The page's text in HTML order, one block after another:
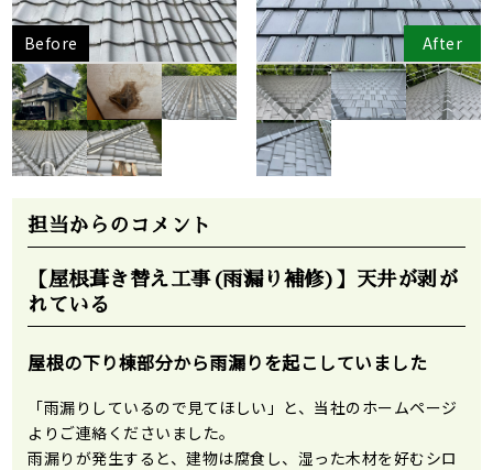
Before After
担当からのコメント
【屋根葺き替え工事(雨漏り補修)】天井が剥が
れている
屋根の下り棟部分から雨漏りを起こしていました
「雨漏りしているので見てほしい」と、当社のホームページ
よりご連絡くださいました。
雨漏りが発生すると、建物は腐食し、湿った木材を好むシロ